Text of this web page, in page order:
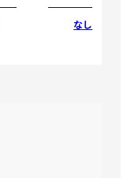
なし